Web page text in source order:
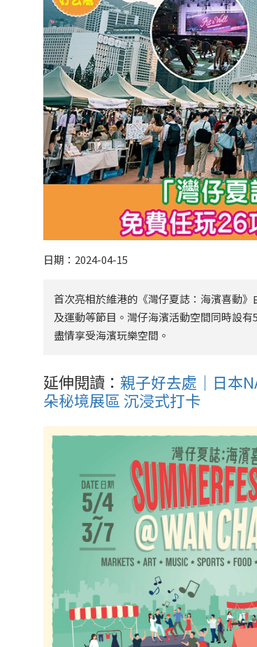
日期：2024-04-15
首次亮相於維港的《灣仔夏誌：海濱喜動
及運動等節目。灣仔海濱活動空間同時設
盡情享受海濱玩樂空間。
延伸閱讀： 親子好去處｜日本
朵秘境展區 沉浸式打卡